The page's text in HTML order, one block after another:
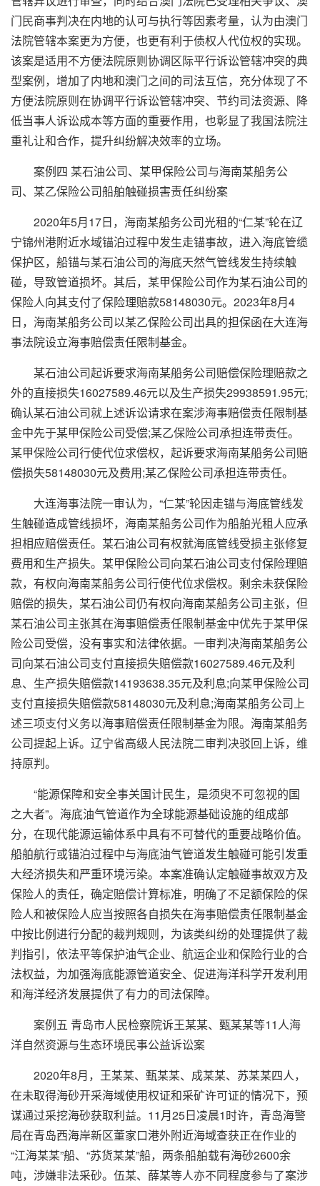
门民商事判决在内地的认可与执行等因素考量，认为由澳门
法院管辖本案更为方便，也更有利于债权人代位权的实现。
该案是适用不方便法院原则协调区际平行诉讼管辖冲突的典
型案例，增加了内地和澳门之间的司法互信，充分体现了不
方便法院原则在协调平行诉讼管辖冲突、节约司法资源、降
低当事人诉讼成本等方面的重要作用，也彰显了我国法院注
重礼让和合作，提升纠纷解决效率的立场。
案例四 某石油公司、某甲保险公司与海南某船务公
司、某乙保险公司船舶触碰损害责任纠纷案
2020年5月17日，海南某船务公司光租的“仁某”轮在辽
宁锦州港附近水域锚泊过程中发生走锚事故，进入海底管缆
保护区，船锚与某石油公司的海底天然气管线发生持续触
碰，导致管道损坏。其后，某甲保险公司作为某石油公司的
保险人向其支付了保险理赔款58148030元。2023年8月4
日，海南某船务公司以某乙保险公司出具的担保函在大连海
事法院设立海事赔偿责任限制基金。
某石油公司起诉要求海南某船务公司赔偿保险理赔款之
外的直接损失16027589.46元以及生产损失29938591.95元;
确认某石油公司就上述诉讼请求在案涉海事赔偿责任限制基
金中先于某甲保险公司受偿;某乙保险公司承担连带责任。
某甲保险公司行使代位求偿权，起诉要求海南某船务公司赔
偿损失58148030元及费用;某乙保险公司承担连带责任。
大连海事法院一审认为，“仁某”轮因走锚与海底管线发
生触碰造成管线损坏，海南某船务公司作为船舶光租人应承
担相应赔偿责任。某石油公司有权就海底管线受损主张修复
费用和生产损失。某甲保险公司向某石油公司支付保险理赔
款，有权向海南某船务公司行使代位求偿权。剩余未获保险
赔偿的损失，某石油公司仍有权向海南某船务公司主张，但
某石油公司主张其在海事赔偿责任限制基金中优先于某甲保
险公司受偿，没有事实和法律依据。一审判决海南某船务公
司向某石油公司支付直接损失赔偿款16027589.46元及利
息、生产损失赔偿款14193638.35元及利息;向某甲保险公司
支付直接损失赔偿款58148030元及利息;海南某船务公司上
述三项支付义务以海事赔偿责任限制基金为限。海南某船务
公司提起上诉。辽宁省高级人民法院二审判决驳回上诉，维
持原判。
“能源保障和安全事关国计民生，是须臾不可忽视的国
之大者”。海底油气管道作为全球能源基础设施的组成部
分，在现代能源运输体系中具有不可替代的重要战略价值。
船舶航行或锚泊过程中与海底油气管道发生触碰可能引发重
大经济损失和严重环境污染。本案准确认定触碰事故双方及
保险人的责任，确定赔偿计算标准，明确了不足额保险的保
险人和被保险人应当按照各自损失在海事赔偿责任限制基金
中按比例进行分配的裁判规则，为该类纠纷的处理提供了裁
判指引，依法平等保护油气企业、航运企业和保险行业的合
法权益，为加强海底能源管道安全、促进海洋科学开发利用
和海洋经济发展提供了有力的司法保障。
案例五 青岛市人民检察院诉王某某、甄某某等11人海
洋自然资源与生态环境民事公益诉讼案
2020年8月，王某某、甄某某、成某某、苏某某四人，
在未取得海砂开采海域使用权证和采矿许可证的情况下，预
谋通过采挖海砂获取利益。11月25日凌晨1时许，青岛海警
局在青岛西海岸新区董家口港外附近海域查获正在作业的
“江海某某”船、“苏货某某”船，两条船舶载有海砂2600余
吨，涉嫌非法采砂。伍某、薛某等人亦不同程度参与了案涉